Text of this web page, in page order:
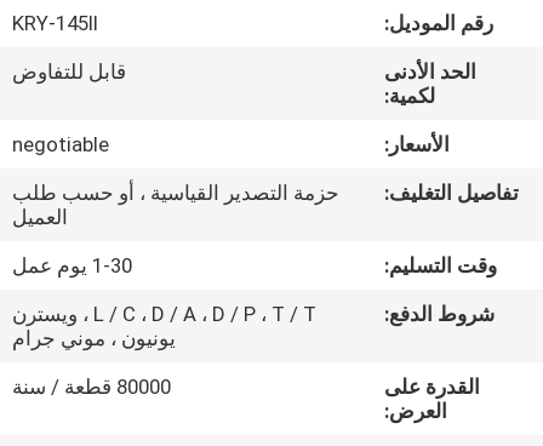
جولة
المصنع
مراقبة
الجودة
اتصل
رقم الموديل:
KRY-145II
الحد الأدنى
لكمية:
قابل للتفاوض
الأسعار:
negotiable
تفاصيل التغليف:
حزمة التصدير القياسية ، أو حسب طلب
العميل
وقت التسليم:
1-30 يوم عمل
شروط الدفع:
L / C ، D / A ، D / P ، T / T ، ويسترن
يونيون ، موني جرام
القدرة على
العرض:
80000 قطعة / سنة